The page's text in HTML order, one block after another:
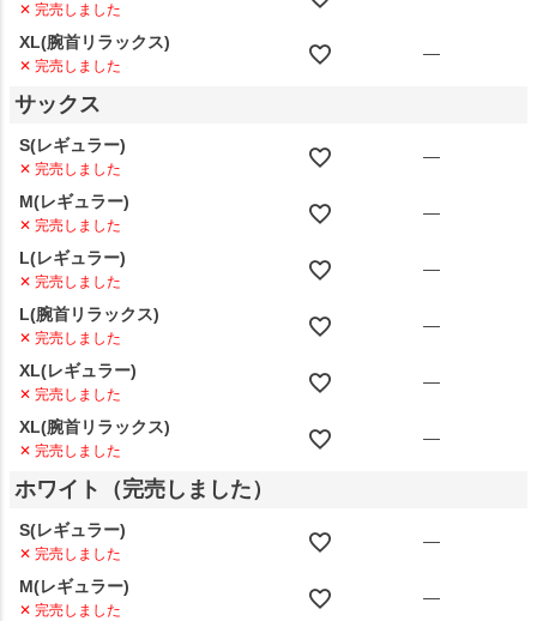
✕ 完売しました
XL(腕首リラックス)
✕ 完売しました
—
サックス
S(レギュラー)
✕ 完売しました
—
M(レギュラー)
✕ 完売しました
—
L(レギュラー)
✕ 完売しました
—
L(腕首リラックス)
✕ 完売しました
—
XL(レギュラー)
✕ 完売しました
—
XL(腕首リラックス)
✕ 完売しました
—
ホワイト（完売しました）
S(レギュラー)
✕ 完売しました
—
M(レギュラー)
✕ 完売しました
—